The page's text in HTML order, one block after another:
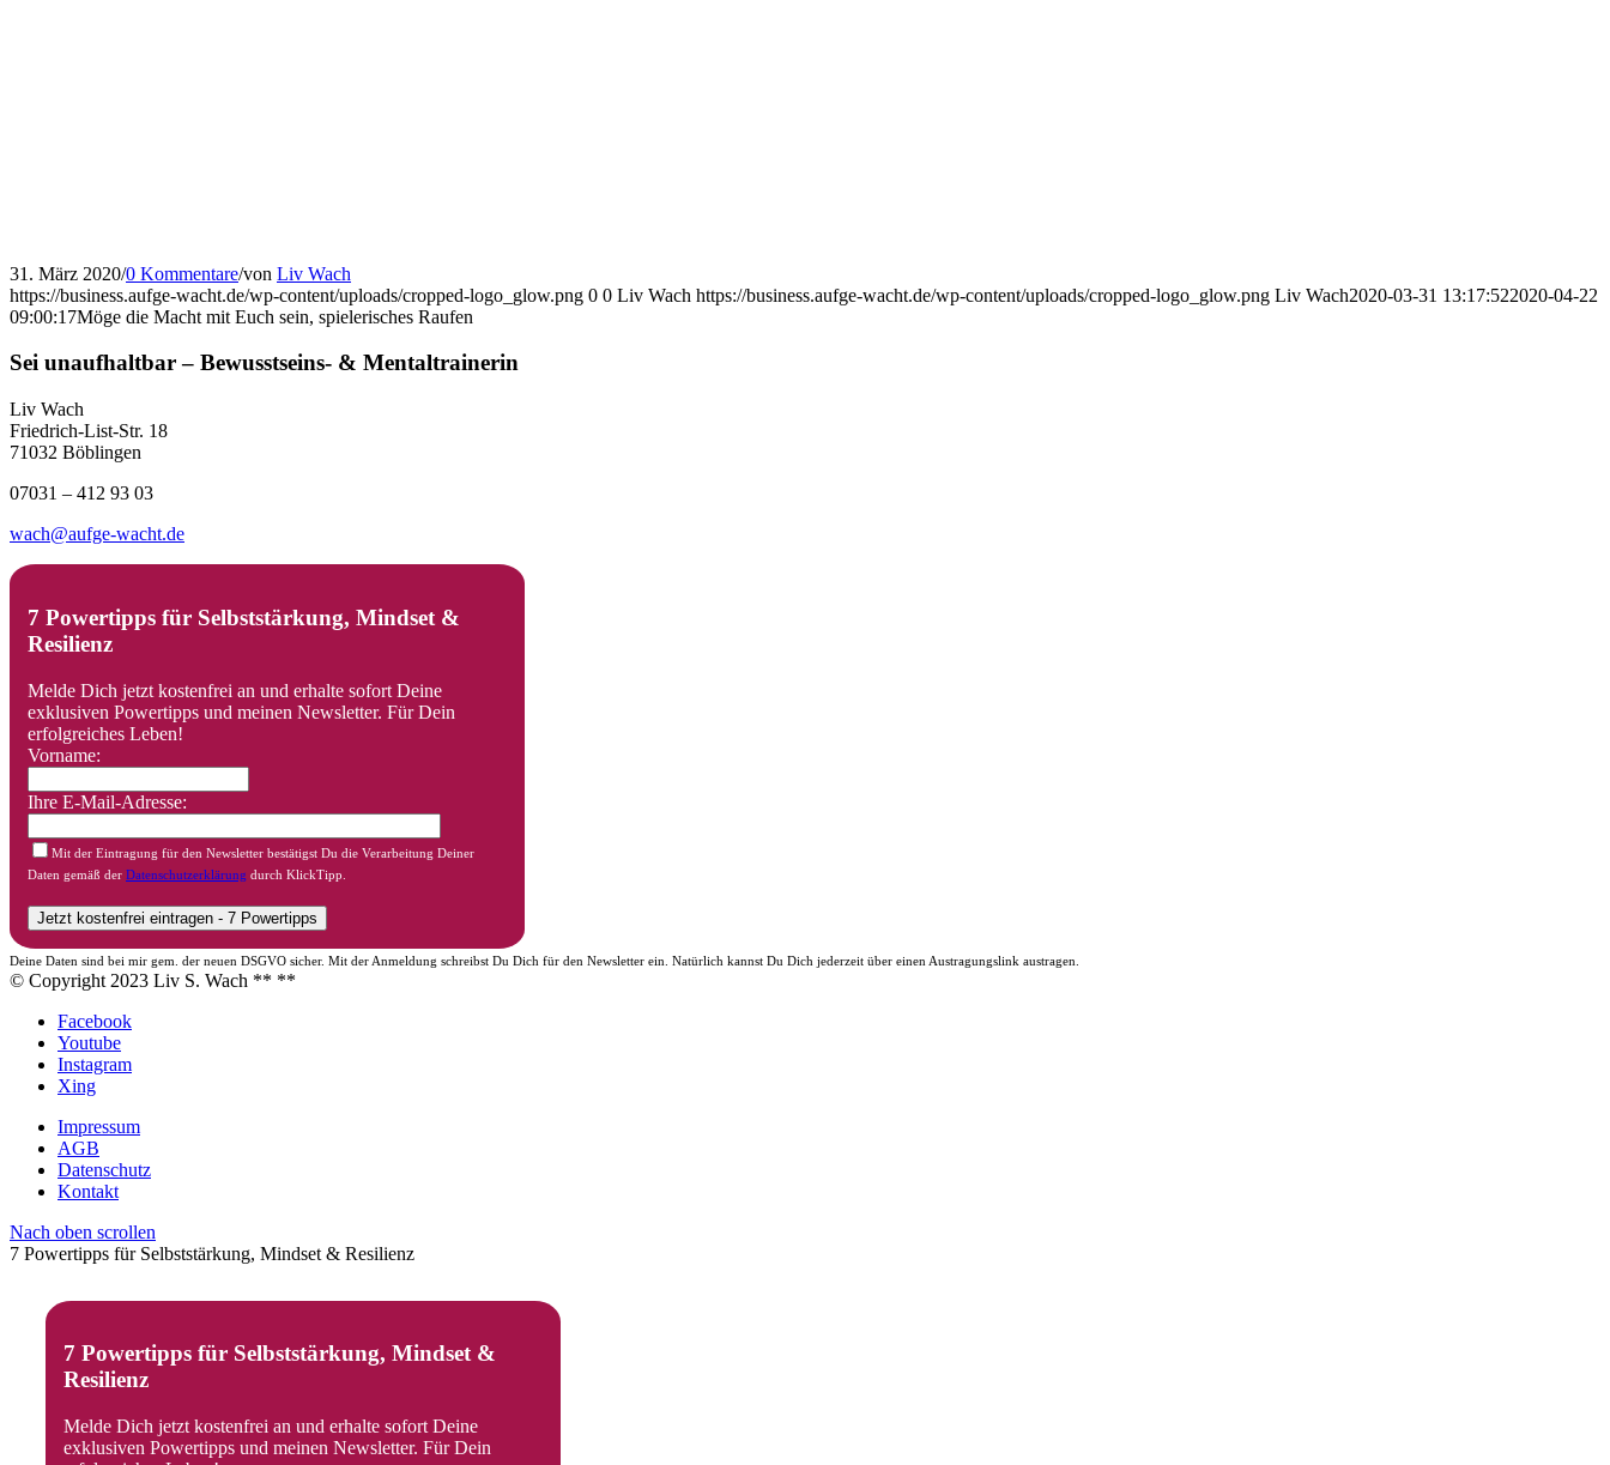
31. März 2020/0 Kommentare/von Liv Wach
https://business.aufge-wacht.de/wp-content/uploads/cropped-logo_glow.png 0 0 Liv Wach https://business.aufge-wacht.de/wp-content/uploads/cropped-logo_glow.png Liv Wach2020-03-31 13:17:522020-04-22
09:00:17Möge die Macht mit Euch sein, spielerisches Raufen
Sei unaufhaltbar – Bewusstseins- & Mentaltrainerin
Liv Wach
Friedrich-List-Str. 18
71032 Böblingen
07031 – 412 93 03
wach@aufge-wacht.de
7 Powertipps für Selbststärkung, Mindset &
Resilienz
Melde Dich jetzt kostenfrei an und erhalte sofort Deine
exklusiven Powertipps und meinen Newsletter. Für Dein
erfolgreiches Leben!
Vorname:
Ihre E-Mail-Adresse:
Mit der Eintragung für den Newsletter bestätigst Du die Verarbeitung Deiner
Daten gemäß der Datenschutzerklärung durch KlickTipp.
Deine Daten sind bei mir gem. der neuen DSGVO sicher. Mit der Anmeldung schreibst Du Dich für den Newsletter ein. Natürlich kannst Du Dich jederzeit über einen Austragungslink austragen.
© Copyright 2023 Liv S. Wach ** **
Facebook
Youtube
Instagram
Xing
Impressum
AGB
Datenschutz
Kontakt
Nach oben scrollen
7 Powertipps für Selbststärkung, Mindset & Resilienz
7 Powertipps für Selbststärkung, Mindset &
Resilienz
Melde Dich jetzt kostenfrei an und erhalte sofort Deine
exklusiven Powertipps und meinen Newsletter. Für Dein